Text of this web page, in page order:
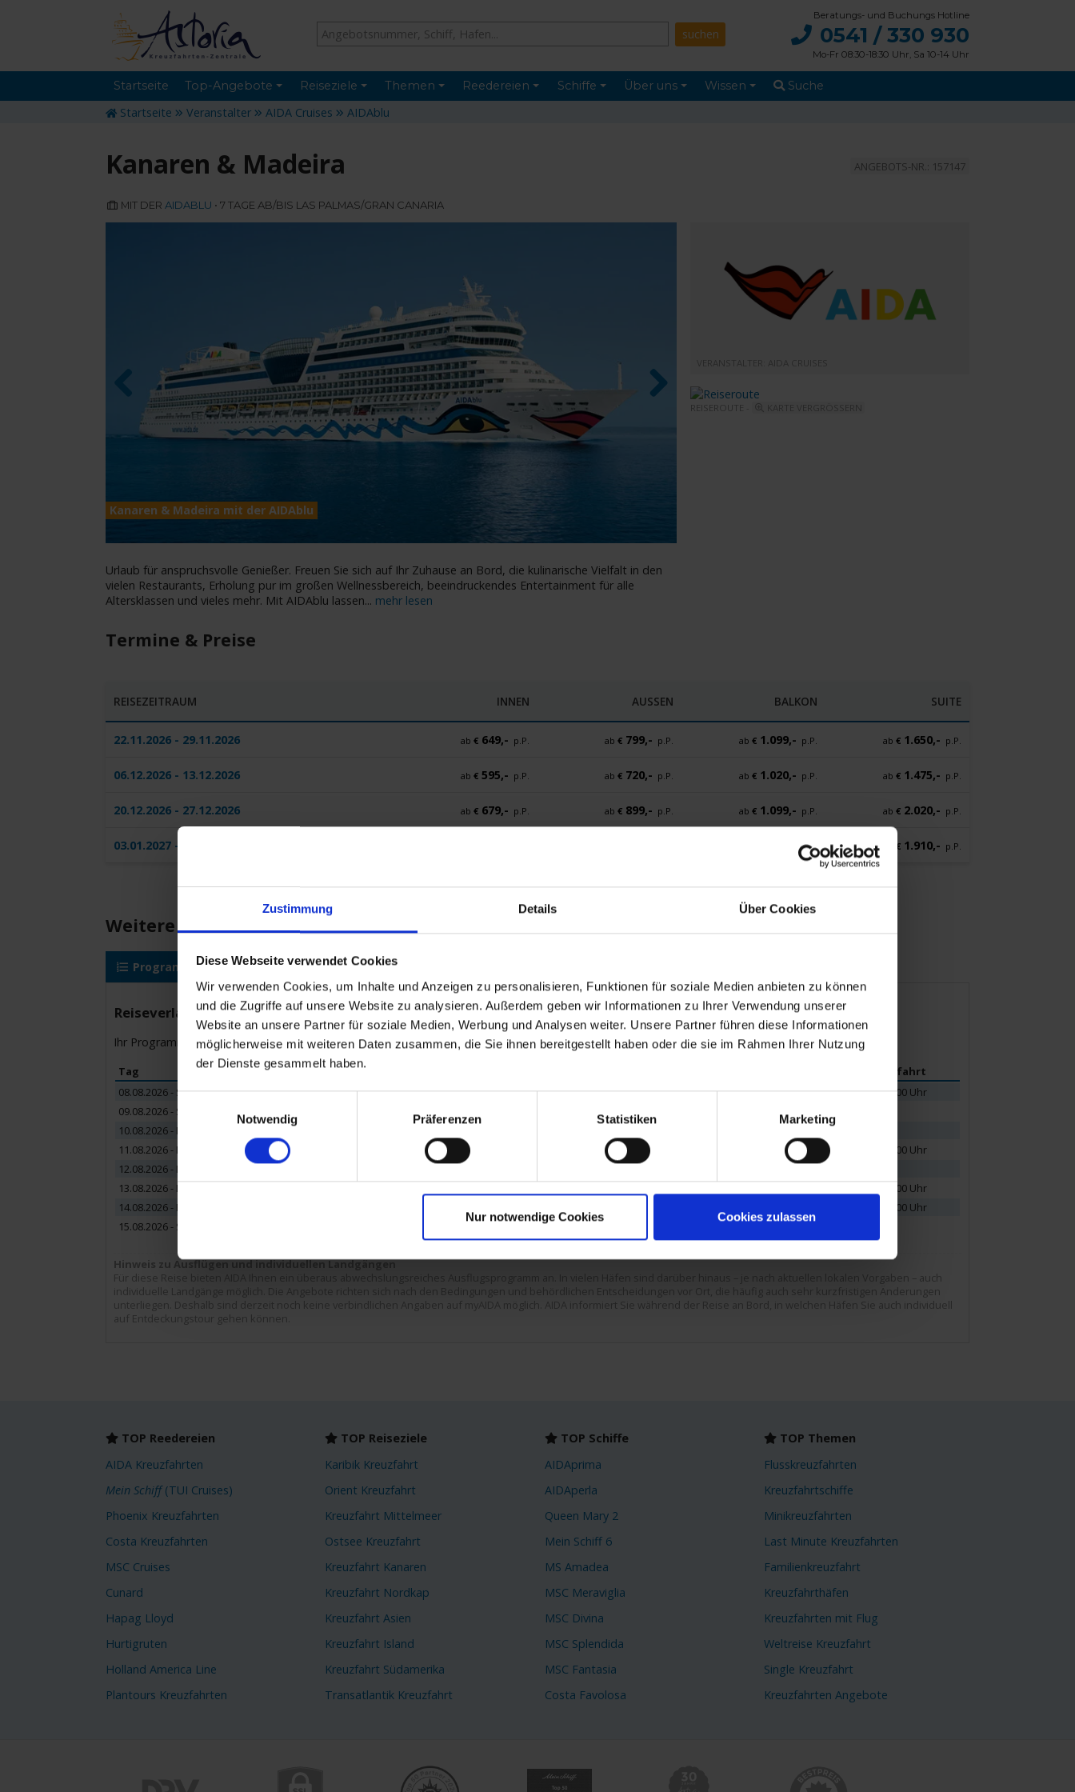
Zustimmung Details Über Cookies
Diese Webseite verwendet Cookies
Wir verwenden Cookies, um Inhalte und Anzeigen zu personalisieren, Funktionen für soziale Medien anbieten zu können
und die Zugriffe auf unsere Website zu analysieren. Außerdem geben wir Informationen zu Ihrer Verwendung unserer
Website an unsere Partner für soziale Medien, Werbung und Analysen weiter. Unsere Partner führen diese Informationen
möglicherweise mit weiteren Daten zusammen, die Sie ihnen bereitgestellt haben oder die sie im Rahmen Ihrer Nutzung
der Dienste gesammelt haben.
Einwilligungsauswahl
Notwendig
Präferenzen Statistiken Marketing
Nur notwendige Cookies Cookies zulassen
Beratungs- und Buchungs Hotline
0541 / 330 930
Mo-Fr 08:30-18:30 Uhr, Sa 10-14 Uhr
Startseite Top-Angebote Reiseziele Themen Reedereien Schiffe Über uns Wissen Suche
Startseite Veranstalter AIDA Cruises AIDAblu
Kanaren & Madeira ANGEBOTS-NR.: 157147
MIT DER AIDABLU • 7 TAGE AB/BIS LAS PALMAS/GRAN CANARIA
Kanaren & Madeira mit der AIDAblu
Previous
Urlaub für anspruchsvolle Genießer. Freuen Sie sich auf Ihr Zuhause an Bord, die kulinarische Vielfalt in den
vielen Restaurants, Erholung pur im großen Wellnessbereich, beeindruckendes Entertainment für alle
Altersklassen und vieles mehr. Mit AIDAblu lassen... mehr lesen
REISEROUTE -
Termine & Preise
REISEZEITRAUM INNEN AUSSEN BALKON SUITE
22.11.2026 - 29.11.2026 ab € 649,- p.P. ab € 799,- p.P. ab € 1.099,- p.P. ab € 1.650,- p.P.
06.12.2026 - 13.12.2026 ab € 595,- p.P. ab € 720,- p.P. ab € 1.020,- p.P. ab € 1.475,- p.P.
20.12.2026 - 27.12.2026 ab € 679,- p.P. ab € 899,- p.P. ab € 1.099,- p.P. ab € 2.020,- p.P.
03.01.2027 - 10.01.2027 1.249,-p.P. € 1.910,- p.P.
Weitere Reisedetails
Programm AIDAblu Reisedokumente
Reiseverlauf
Ihr Programm für die Kreuzfahrt vom bis zum
Tag Hafen
Abfahrt
08.08.2026 - Samstag
Las Palmas (Gran Canaria) / Kanarische Inseln, Spanien
22.00 Uhr
09.08.2026 - Sonntag
10.08.2026 - Montag
07.00 Uhr
11.08.2026 - Dienstag
Funchal (Madeira) / Portugal
18.00 Uhr
12.08.2026 - Mittwoch
13.08.2026 - Donnerstag
21.00 Uhr
14.08.2026 - Freitag
19.00 Uhr
15.08.2026 - Samstag
Las Palmas (Gran Canaria) / Kanarische Inseln, Spanien
Hinweis zu Ausflügen und individuellen Landgängen
Für diese Reise bieten AIDA Ihnen ein überaus abwechslungsreiches Ausflugsprogramm an. In vielen Häfen sind darüber hinaus – je nach aktuellen lokalen Vorgaben – auch
individuelle Landgänge möglich. Die Angebote richten sich nach den Bedingungen und behördlichen Entscheidungen vor Ort, die häufig auch sehr kurzfristigen Änderungen
unterliegen. Deshalb sind derzeit noch keine verbindlichen Angaben auf myAIDA möglich. AIDA informiert Sie während der Reise an Bord, in welchen Häfen Sie auch individuell
auf Entdeckungstour gehen können.
TOP Reedereien
AIDA Kreuzfahrten
Mein Schiff(TUI Cruises)
Phoenix Kreuzfahrten
Costa Kreuzfahrten
MSC Cruises
Cunard
Hapag Lloyd
Hurtigruten
Holland America Line
Plantours Kreuzfahrten
TOP Reiseziele
Karibik Kreuzfahrt
Orient Kreuzfahrt
Kreuzfahrt Mittelmeer
Ostsee Kreuzfahrt
Kreuzfahrt Kanaren
Kreuzfahrt Nordkap
Kreuzfahrt Asien
Kreuzfahrt Island
Kreuzfahrt Südamerika
Transatlantik Kreuzfahrt
TOP Schiffe
AIDAprima
AIDAperla
Queen Mary 2
Mein Schiff 6
MS Amadea
MSC Meraviglia
MSC Divina
MSC Splendida
MSC Fantasia
Costa Favolosa
TOP Themen
Flusskreuzfahrten
Kreuzfahrtschiffe
Minikreuzfahrten
Last Minute Kreuzfahrten
Familienkreuzfahrt
Kreuzfahrthäfen
Kreuzfahrten mit Flug
Weltreise Kreuzfahrt
Single Kreuzfahrt
Kreuzfahrten Angebote